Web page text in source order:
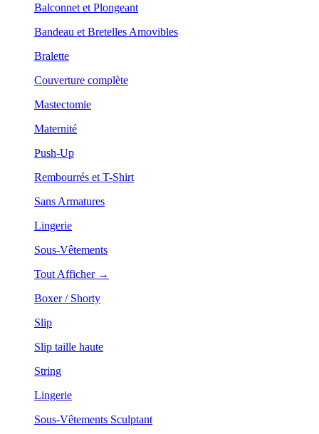
Balconnet et Plongeant
Bandeau et Bretelles Amovibles
Bralette
Couverture complète
Mastectomie
Maternité
Push-Up
Rembourrés et T-Shirt
Sans Armatures
Lingerie
Sous-Vêtements
Tout Afficher →
Boxer / Shorty
Slip
Slip taille haute
String
Lingerie
Sous-Vêtements Sculptant